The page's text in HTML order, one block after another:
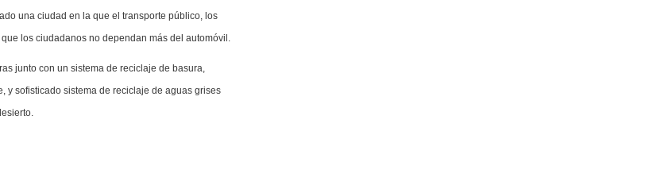
una ciudad en la que el transporte público, los
los ciudadanos no dependan más del automóvil.
junto con un sistema de reciclaje de basura,
y sofisticado sistema de reciclaje de aguas grises